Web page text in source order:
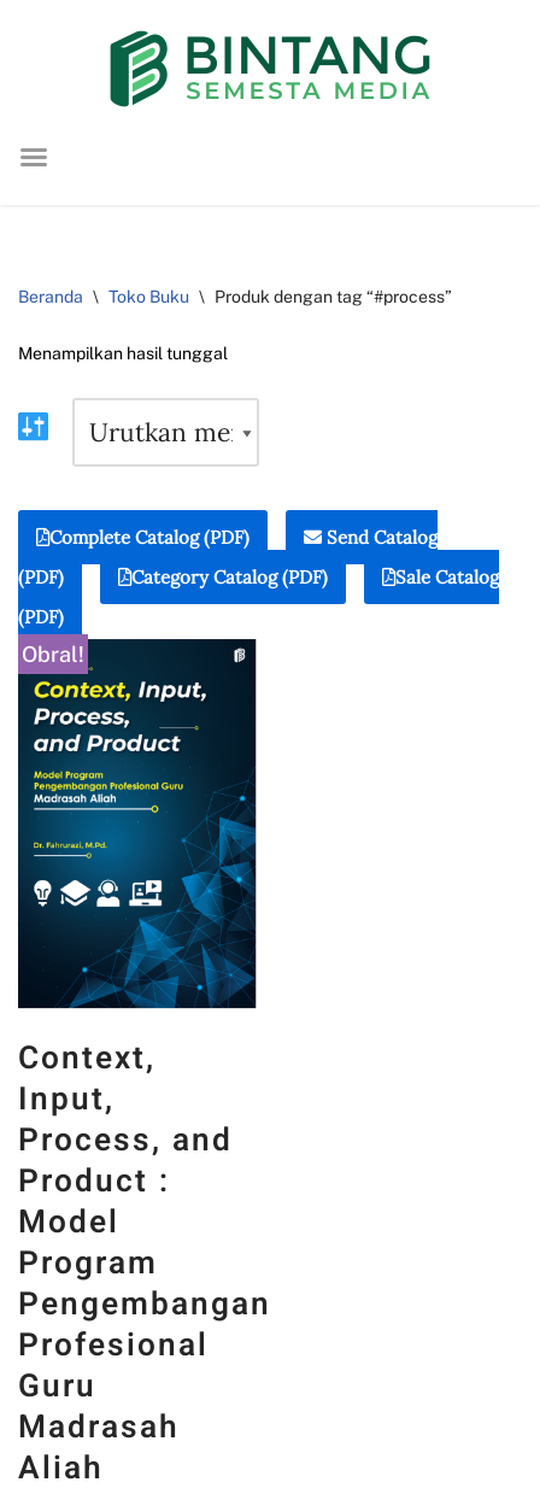
konten
Beranda \ Toko Buku \ Produk dengan tag “#process”
Menampilkan hasil tunggal
Complete Catalog (PDF)
Send Catalog
(PDF)
Category Catalog (PDF)
Sale Catalog
(PDF)
Obral!
Context,
Input,
Process, and
Product :
Model
Program
Pengembangan
Profesional
Guru
Madrasah
Aliah